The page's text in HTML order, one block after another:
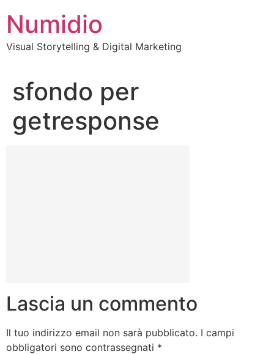
contenuto
Numidio
Visual Storytelling & Digital Marketing
sfondo per
getresponse
Lascia un commento
Il tuo indirizzo email non sarà pubblicato. I campi
obbligatori sono contrassegnati *